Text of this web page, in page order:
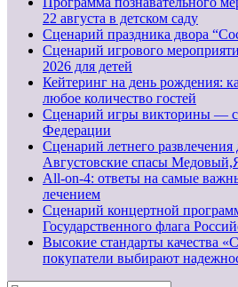
22 августа в детском саду
Сценарий праздника двора
Сценарий игрового
2026 для детей
Кейтеринг на день рождения:
любое количество гостей
Сценарий игры викторины —
Федерации
Сценарий летнего
Августовские спасы
All-on-4: ответы на самые
лечением
Сценарий концертной
Государственного флага
Высокие стандарты качества
покупатели выбирают